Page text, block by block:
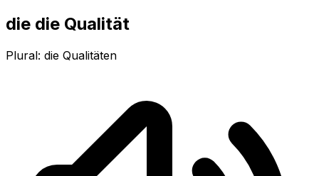
die die Qualität
Plural: die Qualitäten